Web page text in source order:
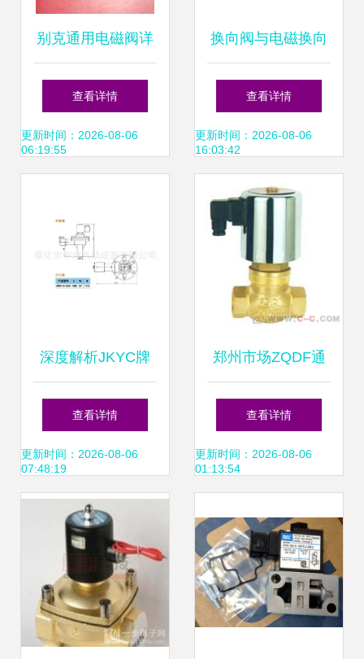
别克通用电磁阀详
解 适配车型解析及
选购指南
查看详情
更新时间：2026-08-06
06:19:55
换向阀与电磁换向
阀在自动化系统中
的应用与选型指南
查看详情
更新时间：2026-08-06
16:03:42
深度解析JKYC牌
DMF-Z-20A直角式
脉冲阀 性能卓越，
值得信赖的气动元
件
查看详情
更新时间：2026-08-06
07:48:19
郑州市场ZQDF通
用电磁阀应用与选
购指南
查看详情
更新时间：2026-08-06
01:13:54